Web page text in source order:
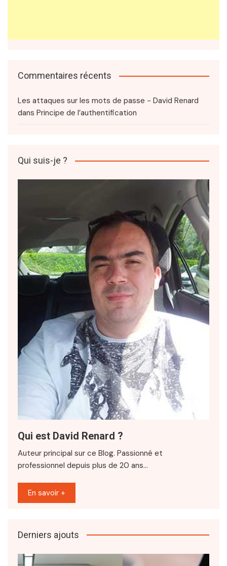
Commentaires récents
Les attaques sur les mots de passe - David Renard
dans Principe de l’authentification
Qui suis-je ?
Qui est David Renard ?
Auteur principal sur ce Blog. Passionné et
professionnel depuis plus de 20 ans…
En savoir +
Derniers ajouts